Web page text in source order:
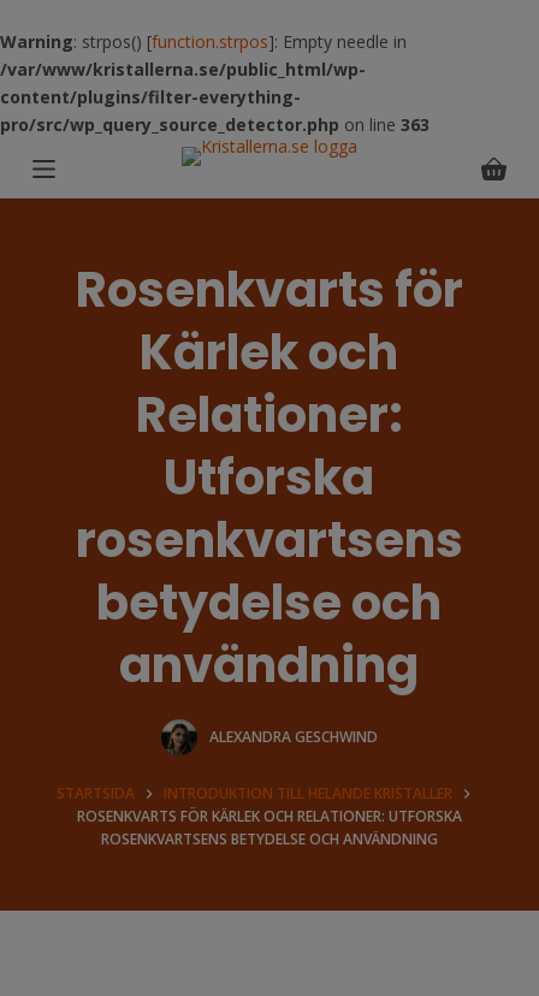
Warning: strpos() [function.strpos]: Empty needle in
/var/www/kristallerna.se/public_html/wp-
content/plugins/filter-everything-
pro/src/wp_query_source_detector.php on line 363
k
i
p
t
o
Rosenkvarts för
Kärlek och
Relationer:
Utforska
rosenkvartsens
betydelse och
användning
ALEXANDRA GESCHWIND
STARTSIDA
INTRODUKTION TILL HELANDE KRISTALLER
ROSENKVARTS FÖR KÄRLEK OCH RELATIONER: UTFORSKA
ROSENKVARTSENS BETYDELSE OCH ANVÄNDNING